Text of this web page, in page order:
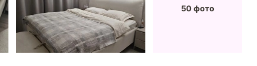
50 фото